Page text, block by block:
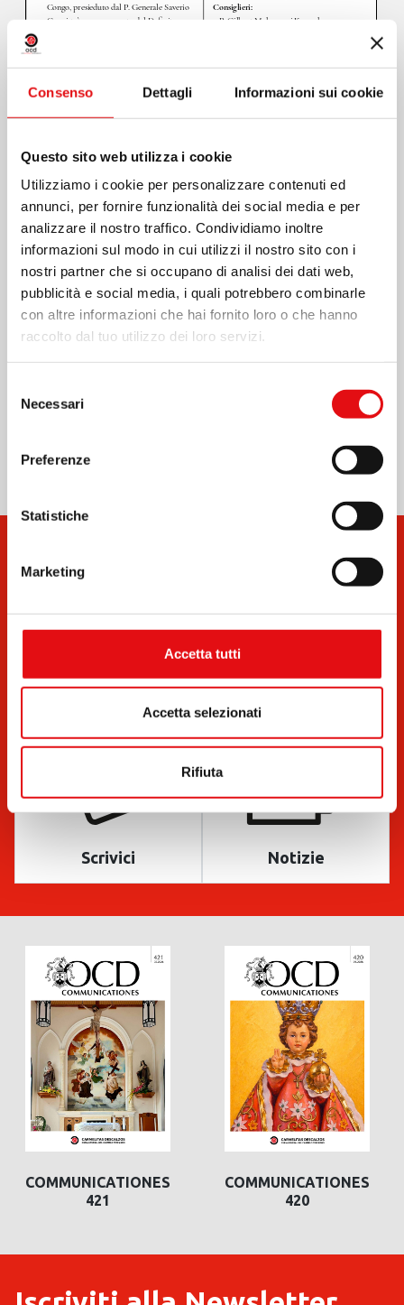
Consenso Dettagli Informazioni sui cookie
Questo sito web utilizza i cookie
Utilizziamo i cookie per personalizzare contenuti ed
annunci, per fornire funzionalità dei social media e per
analizzare il nostro traffico. Condividiamo inoltre
informazioni sul modo in cui utilizzi il nostro sito con i
nostri partner che si occupano di analisi dei dati web,
pubblicità e social media, i quali potrebbero combinarle
con altre informazioni che hai fornito loro o che hanno
raccolto dal tuo utilizzo dei loro servizi.
delNecessari
Preferenze
Statistiche
Marketing
Accetta tutti
Accetta selezionati
Rifiuta
Condividi su:
Documenti Bollettini
Scrivici Notizie
COMMUNICATIONES
421
COMMUNICATIONES
420